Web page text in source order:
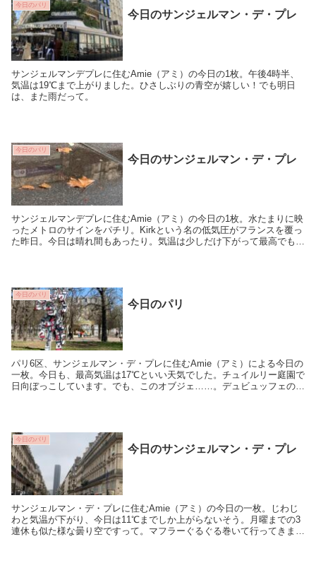
今日のパリ
今日のサンジェルマン・デ・プレ
サンジェルマンデプレに住むAmie（アミ）の今日の1枚。午後4時半、
気温は19℃まで上がりました。ひさしぶりの青空が嬉しい！でも明日
は、また雨だって。
今日のパリ
今日のサンジェルマン・デ・プレ
サンジェルマンデプレに住むAmie（アミ）の今日の1枚。水たまりに映
ったメトロのサインをパチリ。Kirkという名の低気圧がフランスを覆っ
た昨日。今日は晴れ間もあったり。気温は少しだけ下がって最高でも
今日のパリ
今日のパリ
パリ6区、サンジェルマン・デ・プレに住むAmie（アミ）による今日の
一枚。今日も、最高気温は17℃といい天気でした。チュイルリー庭園で
日向ぼっこしています。でも、このオブジェ……。デュビュッフェの作
今日のパリ
今日のサンジェルマン・デ・プレ
サンジェルマン・デ・プレに住むAmie（アミ）の今日の一枚。じわじ
わと気温が下がり、今日は11℃までしか上がらないそう。月曜までの3
連休も似た様な曇り空ですって。マフラーぐるぐる巻いて行ってきま